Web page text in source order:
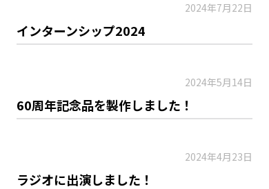
2024年7月22日
インターンシップ2024
2024年5月14日
60周年記念品を製作しました！
2024年4月23日
ラジオに出演しました！